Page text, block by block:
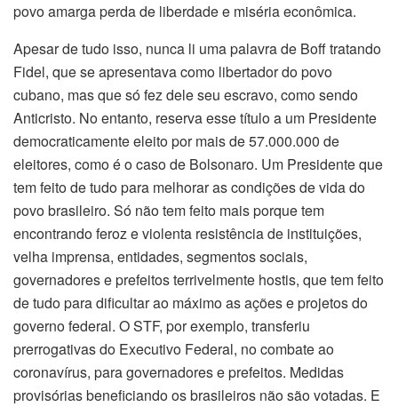
povo amarga perda de liberdade e miséria econômica.
Apesar de tudo isso, nunca li uma palavra de Boff tratando
Fidel, que se apresentava como libertador do povo
cubano, mas que só fez dele seu escravo, como sendo
Anticristo. No entanto, reserva esse título a um Presidente
democraticamente eleito por mais de 57.000.000 de
eleitores, como é o caso de Bolsonaro. Um Presidente que
tem feito de tudo para melhorar as condições de vida do
povo brasileiro. Só não tem feito mais porque tem
encontrando feroz e violenta resistência de instituições,
velha imprensa, entidades, segmentos sociais,
governadores e prefeitos terrivelmente hostis, que tem feito
de tudo para dificultar ao máximo as ações e projetos do
governo federal. O STF, por exemplo, transferiu
prerrogativas do Executivo Federal, no combate ao
coronavírus, para governadores e prefeitos. Medidas
provisórias beneficiando os brasileiros não são votadas. E